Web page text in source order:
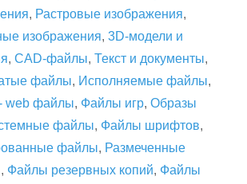
, Растровые изображения,
изображения, 3D-модели и
, CAD-файлы, Текст и документы,
файлы, Исполняемые файлы,
web файлы, Файлы игр, Образы
файлы, Файлы шрифтов,
файлы, Размеченные
, Файлы резервных копий, Файлы